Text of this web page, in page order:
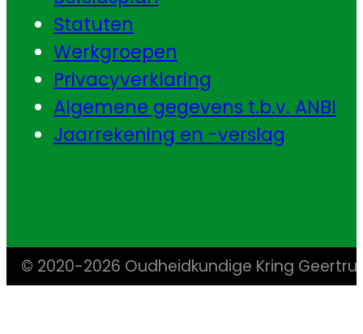
Statuten
Werkgroepen
Privacyverklaring
Algemene gegevens t.b.v. ANBI
Jaarrekening en -verslag
© 2020-2026 Oudheidkundige Kring